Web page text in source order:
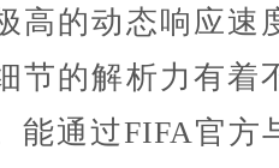
高的动态响应速
节的解析力有着
能通过FIFA官方